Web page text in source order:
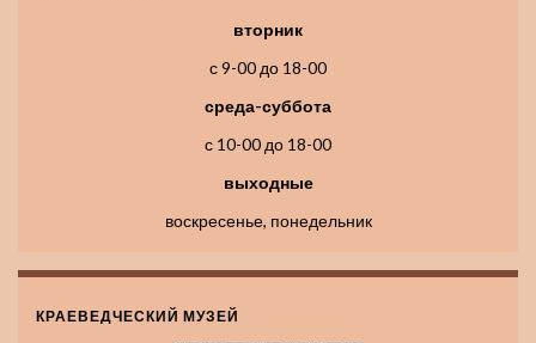
вторник
с 9-00 до 18-00
среда-суббота
с 10-00 до 18-00
выходные
воскресенье, понедельник
КРАЕВЕДЧЕСКИЙ МУЗЕЙ